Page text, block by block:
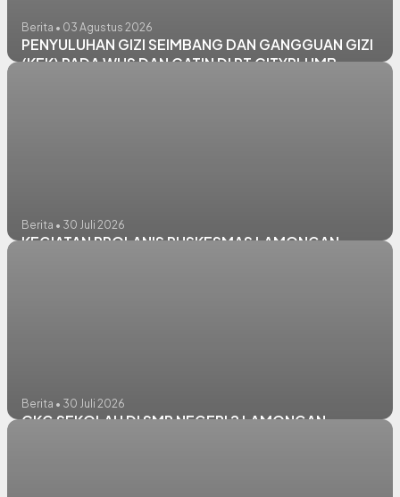
Berita • 03 Agustus 2026
PENYULUHAN GIZI SEIMBANG DAN GANGGUAN GIZI
(KEK) PADA WUS DAN CATIN DI PT CITYPLUMB
Berita • 30 Juli 2026
KEGIATAN PROLANIS PUSKESMAS LAMONGAN
Berita • 30 Juli 2026
CKG SEKOLAH DI SMP NEGERI 2 LAMONGAN